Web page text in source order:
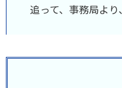
追って、事務局より